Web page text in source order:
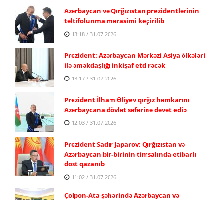
Azərbaycan və Qırğızıstan prezidentlərinin
təltifolunma mərasimi keçirilib
13:18 / 31.07.2026
Prezident: Azərbaycan Mərkəzi Asiya ölkələri
ilə əməkdaşlığı inkişaf etdirəcək
13:17 / 31.07.2026
Prezident İlham Əliyev qırğız həmkarını
Azərbaycana dövlət səfərinə dəvət edib
12:03 / 31.07.2026
Prezident Sadır Japarov: Qırğızıstan və
Azərbaycan bir-birinin timsalında etibarlı
dost qazanıb
11:02 / 31.07.2026
Çolpon-Ata şəhərində Azərbaycan və